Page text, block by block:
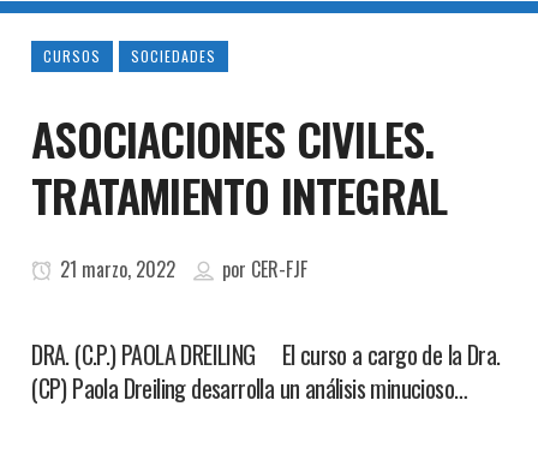
CURSOS SOCIEDADES
ASOCIACIONES CIVILES.
TRATAMIENTO INTEGRAL
21 marzo, 2022 por CER-FJF
DRA. (C.P.) PAOLA DREILING El curso a cargo de la Dra.
(CP) Paola Dreiling desarrolla un análisis minucioso…